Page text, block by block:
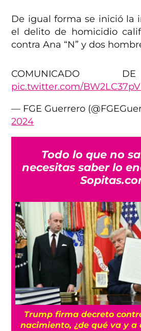
De igual forma se inició la
el delito de homicidio
contra Ana “N” y dos
COMUNICADO
pic.twitter.com/
— FGE Guerrero
2024
Todo lo que no
necesitas saber lo
Trump firma decreto
nacimiento, ¿de qué va y a